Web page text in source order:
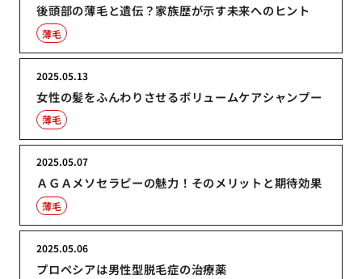
後頭部の薄毛と遺伝？家族歴が示す未来へのヒント
薄毛
女性の髪をふんわりさせるボリュームケアシャンプー
2025.05.13
薄毛
ＡＧＡメソセラピーの魅力！そのメリットと期待効果
2025.05.07
薄毛
プロペシアは男性型脱毛症の治療薬
2025.05.06